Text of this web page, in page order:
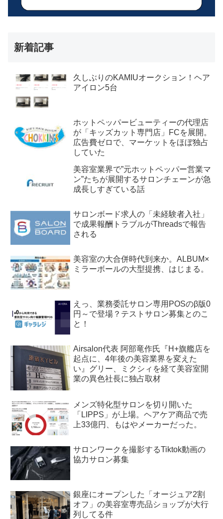
新着記事
久しぶりのKAMIUオークション！ヘア
アイロン5台
ホットペッパービューティーの代理店
が「キッズカット専門店」FCを展開。
広告費ゼロで、マーケットをほぼ独占
していた
美容室業界で”元ホットペッパー営業マ
ン”たちが展開するサロンチェーンが急
成長しすぎている話
サロンボード求人の「未経験者入社」
で成果報酬トラブルがThreadsで報告
される
美容室の大合併時代到来か。ALBUM×
ミラーボールの大型提携、はじまる。
えっ、業務委託サロン専用POSのβ版0
円～で登場？テストサロン募集とのこ
と！
Airsalon代表 阿部竜作氏『H+旗艦店を
起点に、4年後の美容業界を変えた
い』グリー、ミクシィを経て美容室開
業の異色社長に独占取材
メンズ特化型サロンを切り開いた
「LIPPS」が上場。ヘアケア商品で売
上33億円、もはやメーカーだった。
サロンワークを撮影するTiktok動画の
協力サロン募集
銀座にオープンした「オージュア2割
オフ」の美容室専売品ショップが大行
列してる件